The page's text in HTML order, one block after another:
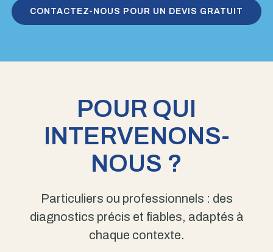
CONTACTEZ-NOUS POUR UN DEVIS GRATUIT
POUR QUI
INTERVENONS-
NOUS ?
Particuliers ou professionnels : des
diagnostics précis et fiables, adaptés à
chaque contexte.